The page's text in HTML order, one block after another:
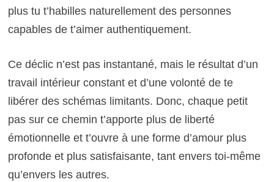
plus tu t’habilles naturellement des personnes
capables de t’aimer authentiquement.
Ce déclic n’est pas instantané, mais le résultat d’un
travail intérieur constant et d’une volonté de te
libérer des schémas limitants. Donc, chaque petit
pas sur ce chemin t’apporte plus de liberté
émotionnelle et t’ouvre à une forme d’amour plus
profonde et plus satisfaisante, tant envers toi-même
qu’envers les autres.